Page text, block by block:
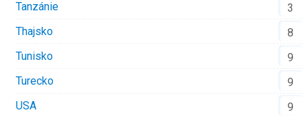
Tanzánie
3
Thajsko
8
Tunisko
9
Turecko
9
USA
9